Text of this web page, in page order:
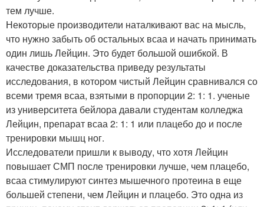
тем лучше.
Некоторые производители наталкивают вас на мысль,
что нужно забыть об остальных всаа и начать принимать
один лишь Лейцин. Это будет большой ошибкой. В
качестве доказательства приведу результаты
исследования, в котором чистый Лейцин сравнивался со
всеми тремя всаа, взятыми в пропорции 2: 1: 1. ученые
из университета бейлора давали студентам колледжа
Лейцин, препарат всаа 2: 1: 1 или плацебо до и после
тренировки мышц ног.
Исследователи пришли к выводу, что хотя Лейцин
повышает СМП после тренировки лучше, чем плацебо,
всаа стимулируют синтез мышечного протеина в еще
большей степени, чем Лейцин и плацебо. Это одна из